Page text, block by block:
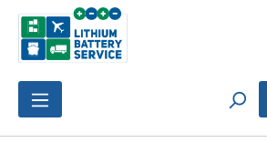
Zum Hauptinhalt springen